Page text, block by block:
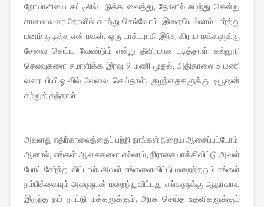
நோயாளியை கட்டிலில் படுக்க வைத்து, தோளில் சுமந்து சென்று
சாலை வரை தோளில் சுமந்து செல்வோம். இதையெல்லாம் பார்த்து
மனம் துடித்த என் மகள், ஒரு டாக்டராகி இந்த கிராம மக்களுக்கு
சேவை செய்ய வேண்டும் என்று தீவிரமாக படித்தாள். கல்லூரி
செலவுகளை சமாளிக்க இரவு 9 மணி முதல், அதிகாலை 5 மணி
வரை பி.பி.ஓ.வில் வேலை செய்தாள். குழந்தைகளுக்கு டியூஷன்
கற்றுத் தந்தாள்.
அவளது எதிர்காலைத்தைப் பற்றி நாங்கள் நிறைய ஆசைப்பட்டோம்.
ஆனால், எங்கள் ஆசைகளை எல்லாம், நிராசையாக்கிவிட்டு அவள்
போய் சேர்ந்து விட்டாள். அவள் எங்களைவிட்டு மறைந்ததும் எங்கள்
நம்பிக்கையும் அவளுடன் மறைந்துவிட்டது. எங்களுக்கு ஆதரவாக
இருந்த நம் நாட்டு மக்களுக்கும், அரசு செய்த உதவிகளுக்கும்